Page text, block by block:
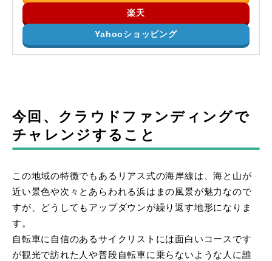
楽天
Yahooショッピング
今回、クラウドファンディングで
チャレンジすること
この地域の特徴でもあるリアス式の海岸線は、海と山が
近い景色や次々とあらわれる浜はまの風景が魅力なので
すが、どうしてもアップダウンが繰り返す地形になりま
す。
自転車に自信のあるサイクリストには面白いコースです
が観光で訪れた人や普段自転車に乗らないような人に誰